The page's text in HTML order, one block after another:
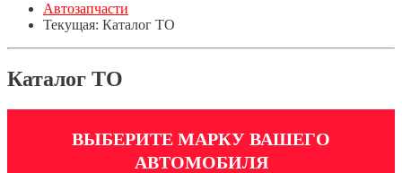
Автозапчасти
Текущая: Каталог ТО
Каталог ТО
ВЫБЕРИТЕ МАРКУ ВАШЕГО
АВТОМОБИЛЯ